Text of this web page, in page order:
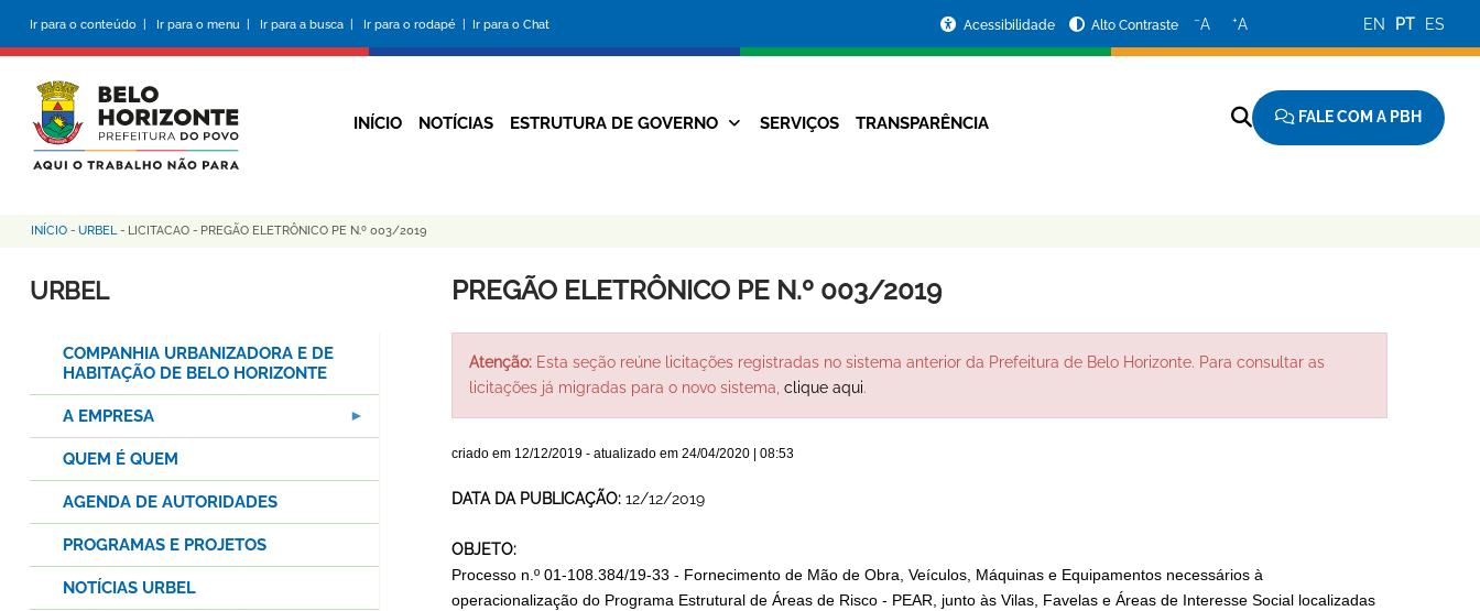
conteúdo
principal
Ir para o conteúdo | Ir para o menu | Ir para a busca | Ir para o rodapé | Ir para o Chat
da
Prefeitura
Acessibilidade Alto Contraste −A +A EN PT ES
Navegação
INÍCIO NOTÍCIAS ESTRUTURA DE GOVERNO SERVIÇOS TRANSPARÊNCIA FALE COM A PBH
Trilha
de
INÍCIO - URBEL - LICITACAO - PREGÃO ELETRÔNICO PE N.º 003/2019
PREGÃO ELETRÔNICO PE N.º 003/2019
Atenção:Esta seção reúne licitações registradas no sistema anterior da Prefeitura de Belo Horizonte. Para consultar as
licitações já migradas para o novo sistema, clique aqui.
criado em 12/12/2019- atualizado em 24/04/2020 | 08:53
DATA DA PUBLICAÇÃO: 12/12/2019
OBJETO:
Processo n.º 01-108.384/19-33 - Fornecimento de Mão de Obra, Veículos, Máquinas e Equipamentos necessários à
operacionalização do Programa Estrutural de Áreas de Risco - PEAR, junto às Vilas, Favelas e Áreas de Interesse Social localizadas
URBEL
COMPANHIA URBANIZADORA E DE
HABITAÇÃO DE BELO HORIZONTE
A EMPRESA
QUEM É QUEM
AGENDA DE AUTORIDADES
PROGRAMAS E PROJETOS
NOTÍCIAS URBEL